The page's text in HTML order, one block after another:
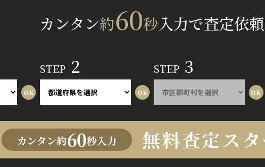
カンタン約60秒入力で査定依頼
STEP 2 STEP 3
カンタン約60秒入力 無料査定ス